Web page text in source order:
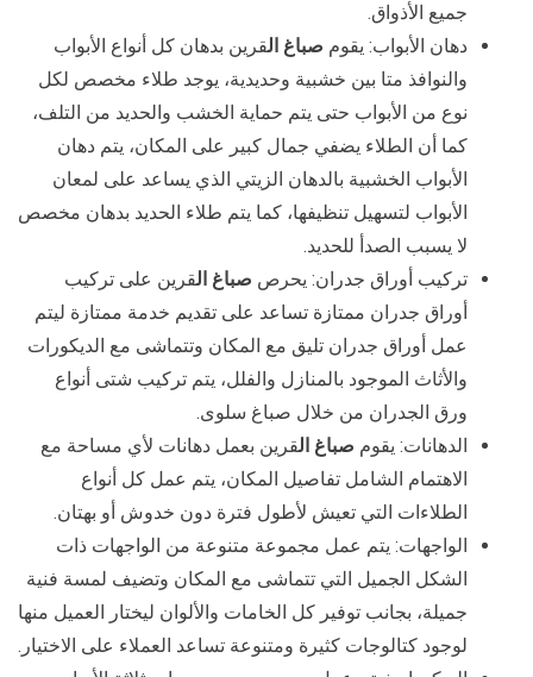
جميع الأذواق.
دهان الأبواب: يقوم صباغ القرين بدهان كل أنواع الأبواب
والنوافذ متا بين خشبية وحديدية، يوجد طلاء مخصص لكل
نوع من الأبواب حتى يتم حماية الخشب والحديد من التلف،
كما أن الطلاء يضفي جمال كبير على المكان، يتم دهان
الأبواب الخشبية بالدهان الزيتي الذي يساعد على لمعان
الأبواب لتسهيل تنظيفها، كما يتم طلاء الحديد بدهان مخصص
لا يسبب الصدأ للحديد.
تركيب أوراق جدران: يحرص صباغ القرين على تركيب
أوراق جدران ممتازة تساعد على تقديم خدمة ممتازة ليتم
عمل أوراق جدران تليق مع المكان وتتماشى مع الديكورات
والأثاث الموجود بالمنازل والفلل، يتم تركيب شتى أنواع
ورق الجدران من خلال صباغ سلوى.
الدهانات: يقوم صباغ القرين بعمل دهانات لأي مساحة مع
الاهتمام الشامل تفاصيل المكان، يتم عمل كل أنواع
الطلاءات التي تعيش لأطول فترة دون خدوش أو بهتان.
الواجهات: يتم عمل مجموعة متنوعة من الواجهات ذات
الشكل الجميل التي تتماشى مع المكان وتضيف لمسة فنية
جميلة، بجانب توفير كل الخامات والألوان ليختار العميل منها
لوجود كتالوجات كثيرة ومتنوعة تساعد العملاء على الاختيار.